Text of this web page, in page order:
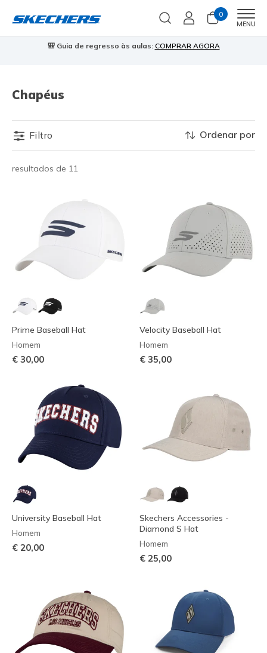
0
MENU
🎒 Guia de regresso às aulas: COMPRAR AGORA
Chapéus
Filtro
resultados de 11
Ordenar por
Prime Baseball Hat
Homem
€ 30,00
Velocity Baseball Hat
Homem
€ 35,00
University Baseball Hat
Homem
€ 20,00
Skechers Accessories -
Diamond S Hat
Homem
€ 25,00